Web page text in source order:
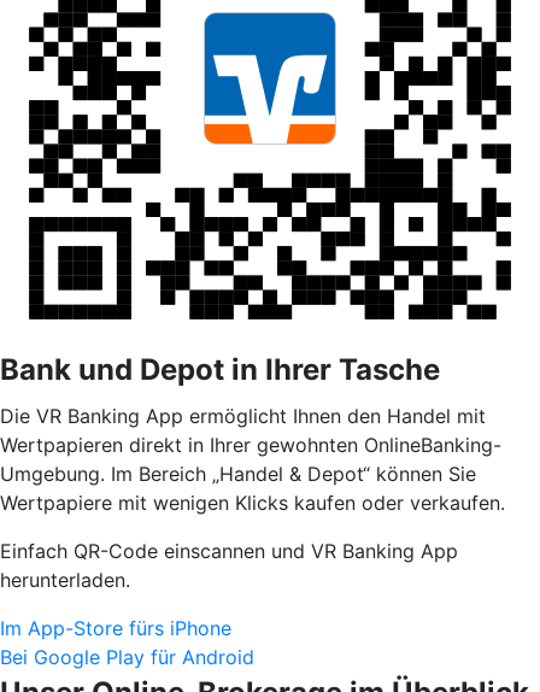
Bank und Depot in Ihrer Tasche
Die VR Banking App ermöglicht Ihnen den Handel mit
Wertpapieren direkt in Ihrer gewohnten OnlineBanking-
Umgebung. Im Bereich „Handel & Depot“ können Sie
Wertpapiere mit wenigen Klicks kaufen oder verkaufen.
Einfach QR-Code einscannen und VR Banking App
herunterladen.
Im App-Store fürs iPhone
Bei Google Play für Android